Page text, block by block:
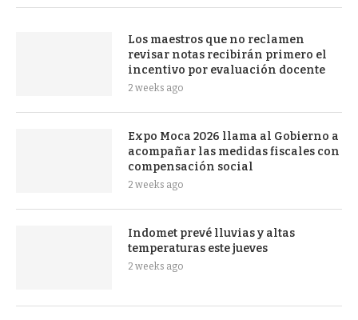
Los maestros que no reclamen
revisar notas recibirán primero el
incentivo por evaluación docente
2 weeks ago
Expo Moca 2026 llama al Gobierno a
acompañar las medidas fiscales con
compensación social
2 weeks ago
Indomet prevé lluvias y altas
temperaturas este jueves
2 weeks ago